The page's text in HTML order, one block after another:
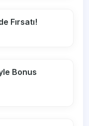
Fırsatı!
Bonus